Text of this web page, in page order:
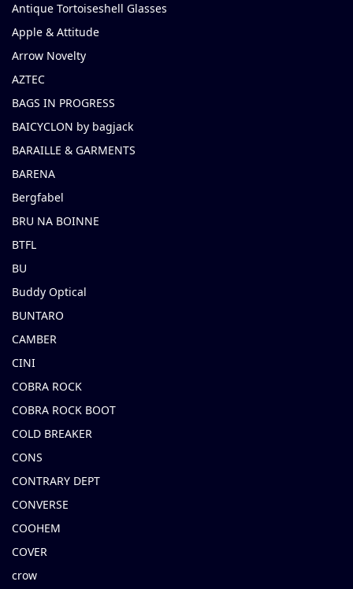
Antique Tortoiseshell Glasses
Apple & Attitude
Arrow Novelty
AZTEC
BAGS IN PROGRESS
BAICYCLON by bagjack
BARAILLE & GARMENTS
BARENA
Bergfabel
BRU NA BOINNE
BTFL
BU
Buddy Optical
BUNTARO
CAMBER
CINI
COBRA ROCK
COBRA ROCK BOOT
COLD BREAKER
CONS
CONTRARY DEPT
CONVERSE
COOHEM
COVER
crow